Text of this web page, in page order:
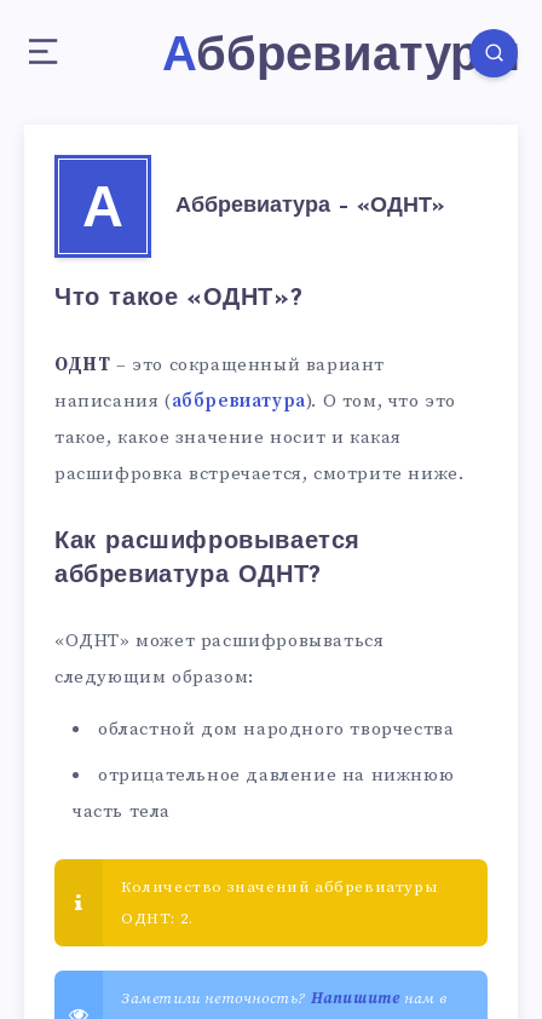
Аббревиатуры
А Аббревиатура – «ОДНТ»
Что такое «ОДНТ»?
ОДНТ – это сокращенный вариант
написания (аббревиатура). О том, что это
такое, какое значение носит и какая
расшифровка встречается, смотрите ниже.
Как расшифровывается
аббревиатура ОДНТ?
«ОДНТ» может расшифровываться
следующим образом:
областной дом народного творчества
отрицательное давление на нижнюю
часть тела
Количество значений аббревиатуры
ОДНТ: 2.
Заметили неточность? Напишитенам в